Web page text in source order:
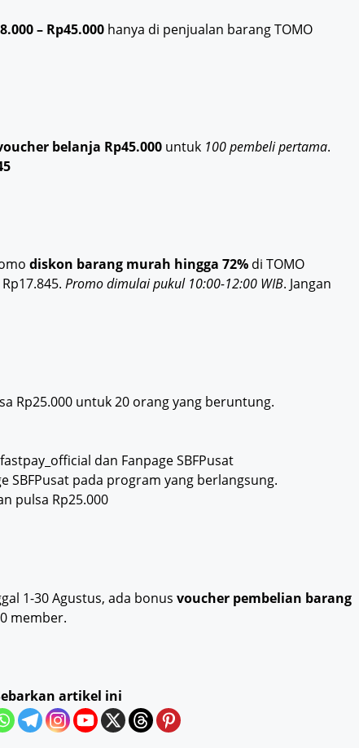
– Rp45.000 hanya di penjualan barang TOMO
belanja Rp45.000 untuk 100 pembeli pertama.
diskon barang murah hingga 72% di TOMO
Promo dimulai pukul 10:00-12:00 WIB. Jangan
Rp25.000 untuk 20 orang yang beruntung.
dan Fanpage SBFPusat
SBFPusat pada program yang berlangsung.
pulsa Rp25.000
1-30 Agustus, ada bonus voucher pembelian barang
member.
artikel ini